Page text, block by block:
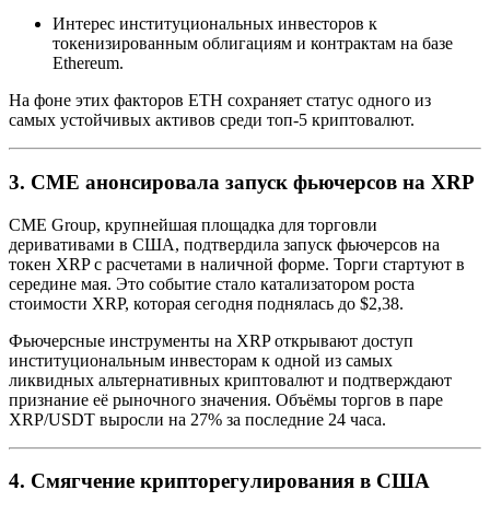
Интерес институциональных инвесторов к
токенизированным облигациям и контрактам на базе
Ethereum.
На фоне этих факторов ETH сохраняет статус одного из
самых устойчивых активов среди топ-5 криптовалют.
3. CME анонсировала запуск фьючерсов на XRP
CME Group, крупнейшая площадка для торговли
деривативами в США, подтвердила запуск фьючерсов на
токен XRP с расчетами в наличной форме. Торги стартуют в
середине мая. Это событие стало катализатором роста
стоимости XRP, которая сегодня поднялась до $2,38.
Фьючерсные инструменты на XRP открывают доступ
институциональным инвесторам к одной из самых
ликвидных альтернативных криптовалют и подтверждают
признание её рыночного значения. Объёмы торгов в паре
XRP/USDT выросли на 27% за последние 24 часа.
4. Смягчение крипторегулирования в США